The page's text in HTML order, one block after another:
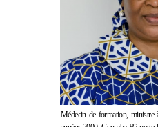
Médecin de formation, ministre